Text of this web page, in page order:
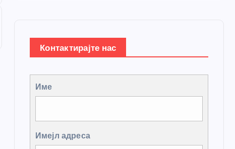
Контактирајте нас
Име
Имејл адреса